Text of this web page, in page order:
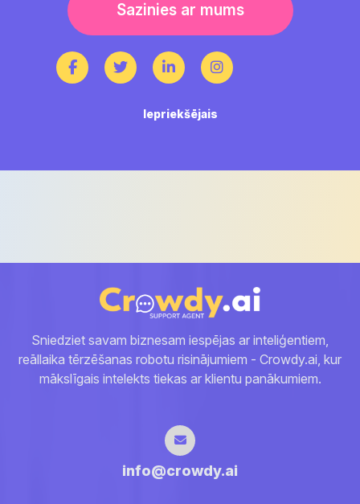
Sazinies ar mums
IepriekšējaisPrevious
Sniedziet savam biznesam iespējas ar inteliģentiem,
reāllaika tērzēšanas robotu risinājumiem - Crowdy.ai, kur
mākslīgais intelekts tiekas ar klientu panākumiem.
info@crowdy.ai